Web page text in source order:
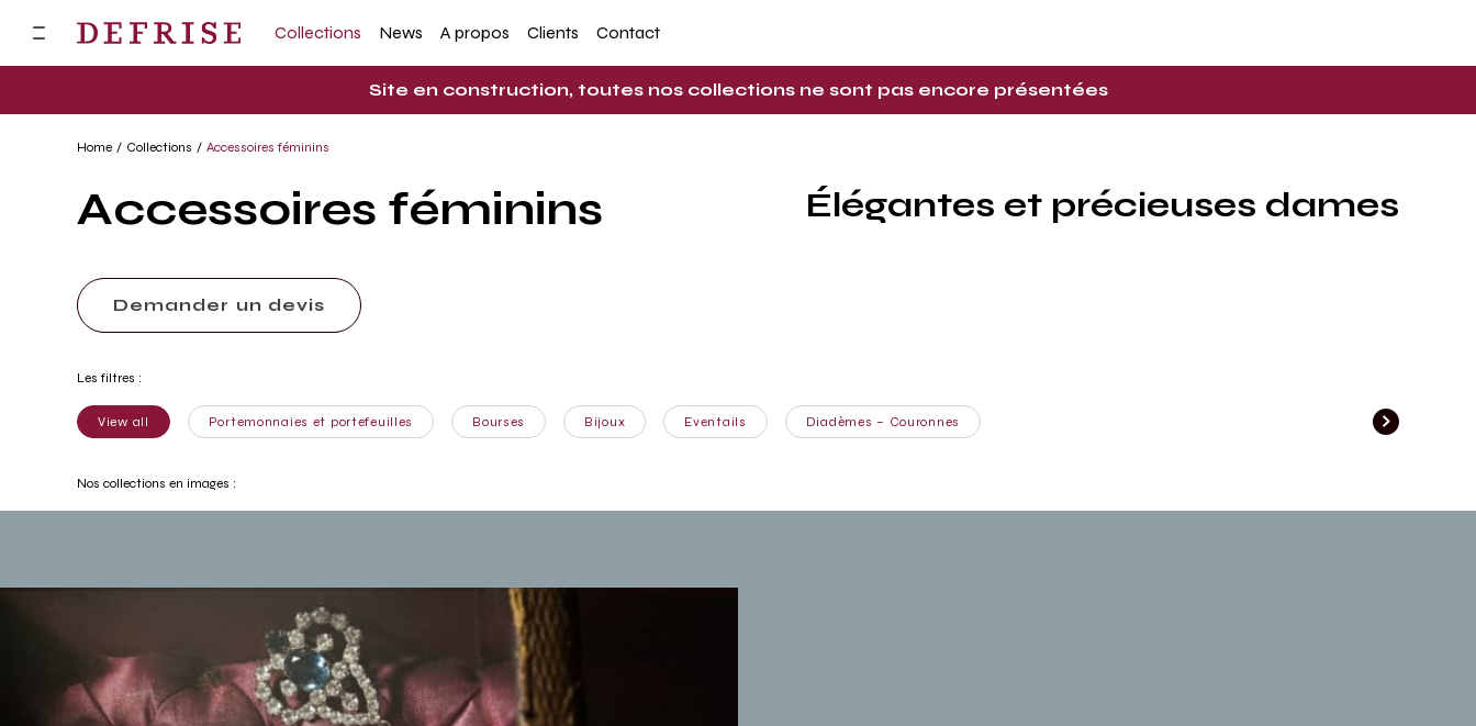
Collections News A propos Clients Contact
Site en construction, toutes nos collections ne sont pas encore présentées
Home Collections Accessoires féminins
Accessoires féminins Élégantes et précieuses dames
Demander un devis
Les filtres :
View all Portemonnaies et portefeuilles Bourses Bijoux Eventails Diadèmes – Couronnes
Nos collections en images :